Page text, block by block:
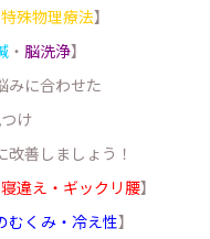
特殊物理療法】
・ 脳洗浄】
みに合わせた
け
善しましょう！
違え・ギックリ腰】
むくみ・冷え性】